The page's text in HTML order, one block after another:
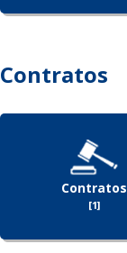
Contratos
Contratos
[1]